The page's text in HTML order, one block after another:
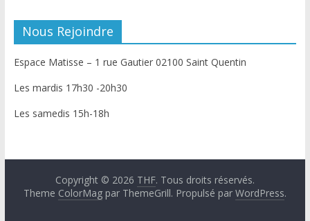
Nous Rejoindre
Espace Matisse – 1 rue Gautier 02100 Saint Quentin
Les mardis 17h30 -20h30
Les samedis 15h-18h
Copyright © 2026 THF. Tous droits réservés.
Theme ColorMagpar ThemeGrill. Propulsé par WordPress.